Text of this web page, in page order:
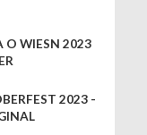
O WIESN 2023
2023 -